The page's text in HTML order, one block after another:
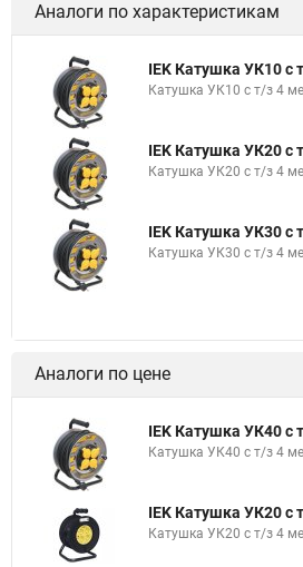
Аналоги по характеристикам
IEK Катушка УК10 с
Катушка УК10 с т/з 4
IEK Катушка УК20 с
Катушка УК20 с т/з 4
IEK Катушка УК30 с
Катушка УК30 с т/з 4
Аналоги по цене
IEK Катушка УК40 с
Катушка УК40 с т/з 4
IEK Катушка УК20 с
Катушка УК20 с т/з 4